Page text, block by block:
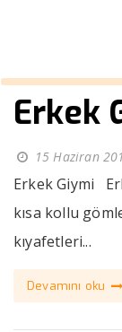
Erkek
15 Haziran
Erkek Giymi
kısa kollu
kıyafetleri...
Devamını oku